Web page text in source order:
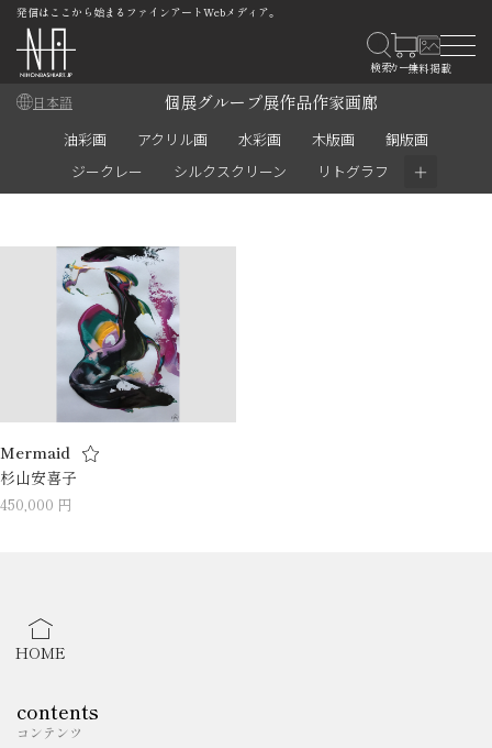
発信はここから始まるファインアートWebメディア。
日本語 個展グループ展作品作家画廊
油彩画 アクリル画 水彩画 木版画
銅版画
ジークレー
シルクスクリーン リトグラフ ＋
Mermaid
杉山安喜子
450,000 円
HOME
contents
コンテンツ